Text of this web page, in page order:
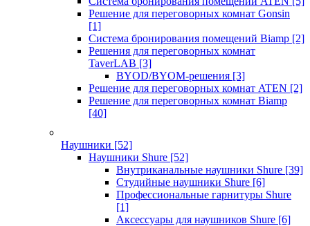
Решение для переговорных комнат Gonsin
[1]
Система бронирования помещений Biamp [2]
Решения для переговорных комнат
TaverLAB [3]
BYOD/BYOM-решения [3]
Решение для переговорных комнат ATEN [2]
Решение для переговорных комнат Biamp
[40]
Наушники [52]
Наушники Shure [52]
Внутриканальные наушники Shure [39]
Студийные наушники Shure [6]
Профессиональные гарнитуры Shure
[1]
Аксессуары для наушников Shure [6]